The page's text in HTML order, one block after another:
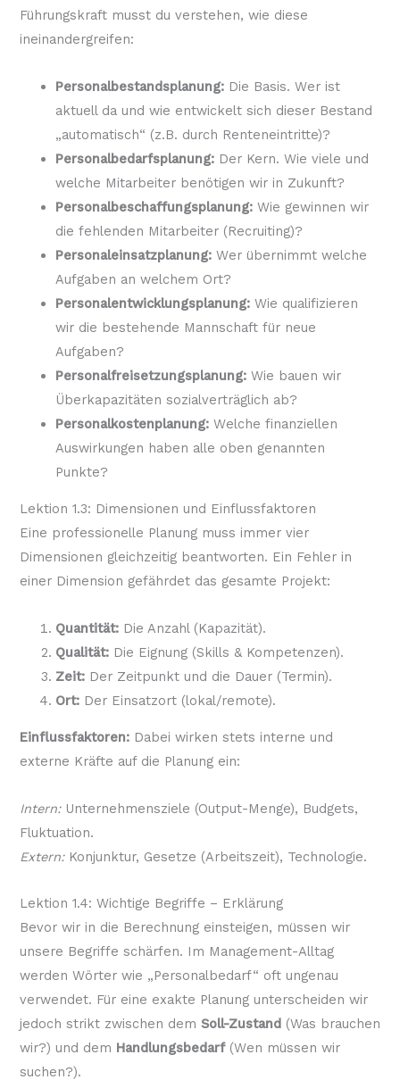
Führungskraft musst du verstehen, wie diese
ineinandergreifen:
Personalbestandsplanung:Die Basis. Wer ist
aktuell da und wie entwickelt sich dieser Bestand
„automatisch“ (z.B. durch Renteneintritte)?
Personalbedarfsplanung:Der Kern. Wie viele und
welche Mitarbeiter benötigen wir in Zukunft?
Personalbeschaffungsplanung:Wie gewinnen wir
die fehlenden Mitarbeiter (Recruiting)?
Personaleinsatzplanung:Wer übernimmt welche
Aufgaben an welchem Ort?
Personalentwicklungsplanung:Wie qualifizieren
wir die bestehende Mannschaft für neue
Aufgaben?
Personalfreisetzungsplanung:Wie bauen wir
Überkapazitäten sozialverträglich ab?
Personalkostenplanung:Welche finanziellen
Auswirkungen haben alle oben genannten
Punkte?
Lektion 1.3: Dimensionen und Einflussfaktoren
Eine professionelle Planung muss immer vier
Dimensionen gleichzeitig beantworten. Ein Fehler in
einer Dimension gefährdet das gesamte Projekt:
Quantität:Die Anzahl (Kapazität).
Qualität:Die Eignung (Skills & Kompetenzen).
Zeit:Der Zeitpunkt und die Dauer (Termin).
Ort:Der Einsatzort (lokal/remote).
Einflussfaktoren:Dabei wirken stets interne und
externe Kräfte auf die Planung ein:
Intern:Unternehmensziele (Output-Menge), Budgets,
Fluktuation.
Extern:Konjunktur, Gesetze (Arbeitszeit), Technologie.
Lektion 1.4: Wichtige Begriffe – Erklärung
Bevor wir in die Berechnung einsteigen, müssen wir
unsere Begriffe schärfen. Im Management-Alltag
werden Wörter wie „Personalbedarf“ oft ungenau
verwendet. Für eine exakte Planung unterscheiden wir
jedoch strikt zwischen dem Soll-Zustand (Was brauchen
wir?) und dem Handlungsbedarf(Wen müssen wir
suchen?).